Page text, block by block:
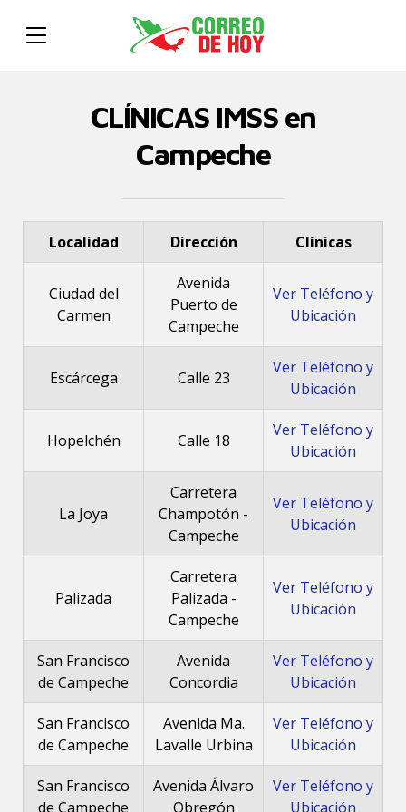
CLÍNICAS IMSS en
Campeche
Localidad Dirección Clínicas
Ciudad del
Carmen
Avenida
Puerto de
Campeche
Ver Teléfono y
Ubicación
Escárcega Calle 23
Ver Teléfono y
Ubicación
Hopelchén Calle 18
Ver Teléfono y
Ubicación
La Joya
Carretera
Champotón -
Campeche
Ver Teléfono y
Ubicación
Palizada
Carretera
Palizada -
Campeche
Ver Teléfono y
Ubicación
San Francisco
de Campeche
Avenida
Concordia
Ver Teléfono y
Ubicación
San Francisco
de Campeche
Avenida Ma.
Lavalle Urbina
Ver Teléfono y
Ubicación
San Francisco
de Campeche
Avenida Álvaro
Obregón
Ver Teléfono y
Ubicación